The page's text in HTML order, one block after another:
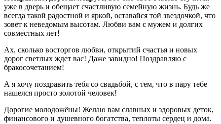
уже в дверь и обещает счастливую семейную жизнь. Будь же
всегда такой радостной и яркой, оставайся той звездочкой, что
зовет к неведомым высотам. Любви вам с мужем и долгих
совместных лет!
Ах, сколько восторгов любви, открытий счастья и новых
дорог светлых ждет вас! Даже завидно! Поздравляю с
бракосочетанием!
А я хочу поздравить тебя со свадьбой, с тем, что в пару тебе
нашелся просто золотой человек!
Дорогие молодожёны! Желаю вам славных и здоровых деток,
финансового и душевного богатства, теплоты сердец и дома.